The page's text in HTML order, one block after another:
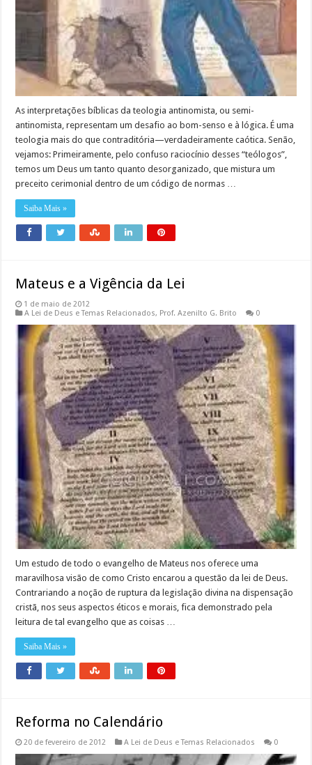
As interpretações bíblicas da teologia antinomista, ou semi-
antinomista, representam um desafio ao bom-senso e à lógica. É uma
teologia mais do que contraditória—verdadeiramente caótica. Senão,
vejamos: Primeiramente, pelo confuso raciocínio desses “teólogos”,
temos um Deus um tanto quanto desorganizado, que mistura um
preceito cerimonial dentro de um código de normas …
Saiba Mais »
Mateus e a Vigência da Lei
1 de maio de 2012
A Lei de Deus e Temas Relacionados, Prof. Azenilto G. Brito 0
Um estudo de todo o evangelho de Mateus nos oferece uma
maravilhosa visão de como Cristo encarou a questão da lei de Deus.
Contrariando a noção de ruptura da legislação divina na dispensação
cristã, nos seus aspectos éticos e morais, fica demonstrado pela
leitura de tal evangelho que as coisas …
Saiba Mais »
Reforma no Calendário
20 de fevereiro de 2012 A Lei de Deus e Temas Relacionados 0